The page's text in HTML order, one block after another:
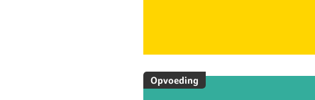
Opvoeding